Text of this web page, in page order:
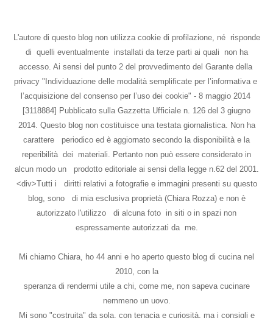
L'autore di questo blog non utilizza cookie di profilazione, né risponde
di quelli eventualmente installati da terze parti ai quali non ha
accesso. Ai sensi del punto 2 del provvedimento del Garante della
privacy "Individuazione delle modalità semplificate per l’informativa e
l’acquisizione del consenso per l’uso dei cookie" - 8 maggio 2014
[3118884] Pubblicato sulla Gazzetta Ufficiale n. 126 del 3 giugno
2014. Questo blog non costituisce una testata giornalistica. Non ha
carattere periodico ed è aggiornato secondo la disponibilità e la
reperibilità dei materiali. Pertanto non può essere considerato in
alcun modo un prodotto editoriale ai sensi della legge n.62 del 2001.
<div>Tutti i diritti relativi a fotografie e immagini presenti su questo
blog, sono di mia esclusiva proprietà (Chiara Rozza) e non è
autorizzato l'utilizzo di alcuna foto in siti o in spazi non
espressamente autorizzati da me.
Mi chiamo Chiara, ho 44 anni e ho aperto questo blog di cucina nel
2010, con la
speranza di rendermi utile a chi, come me, non sapeva cucinare
nemmeno un uovo.
Mi sono "costruita" da sola, con tenacia e curiosità, ma i consigli e